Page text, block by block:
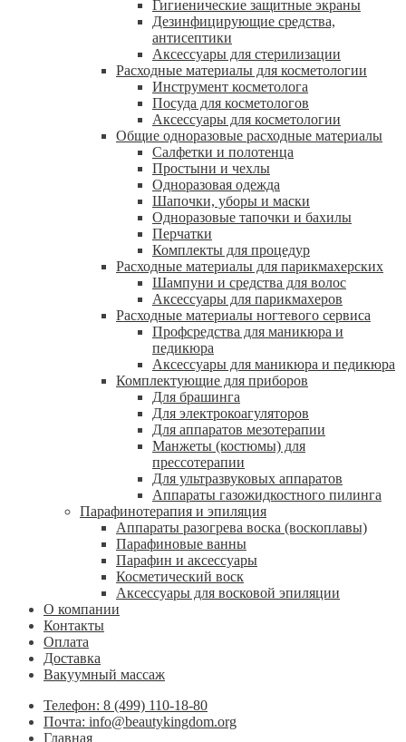
Гигиенические защитные экраны
Дезинфицирующие средства,
антисептики
Аксессуары для стерилизации
Расходные материалы для косметологии
Инструмент косметолога
Посуда для косметологов
Аксессуары для косметологии
Общие одноразовые расходные материалы
Салфетки и полотенца
Простыни и чехлы
Одноразовая одежда
Шапочки, уборы и маски
Одноразовые тапочки и бахилы
Перчатки
Комплекты для процедур
Расходные материалы для парикмахерских
Шампуни и средства для волос
Аксессуары для парикмахеров
Расходные материалы ногтевого сервиса
Профсредства для маникюра и
педикюра
Аксессуары для маникюра и педикюра
Комплектующие для приборов
Для брашинга
Для электрокоагуляторов
Для аппаратов мезотерапии
Манжеты (костюмы) для
прессотерапии
Для ультразвуковых аппаратов
Аппараты газожидкостного пилинга
Парафинотерапия и эпиляция
Аппараты разогрева воска (воскоплавы)
Парафиновые ванны
Парафин и аксессуары
Косметический воск
Аксессуары для восковой эпиляции
О компании
Контакты
Оплата
Доставка
Вакуумный массаж
Телефон: 8 (499) 110-18-80
Почта: info@beautykingdom.org
Главная